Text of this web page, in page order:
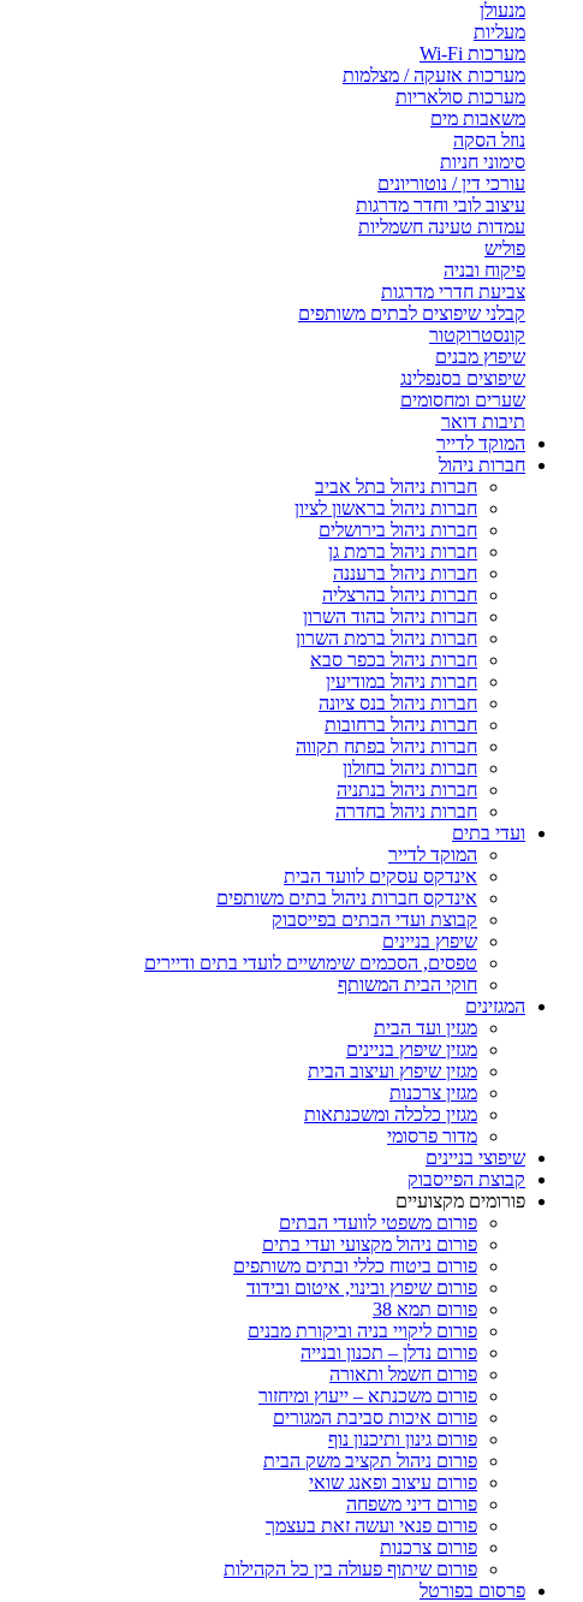
מנעולן
מעליות
מערכות Wi-Fi
מערכות אזעקה / מצלמות
מערכות סולאריות
משאבות מים
נוזל הסקה
סימוני חניות
עורכי דין / נוטוריונים
עיצוב לובי וחדר מדרגות
עמדות טעינה חשמליות
פוליש
פיקוח ובניה
צביעת חדרי מדרגות
קבלני שיפוצים לבתים משותפים
קונסטרוקטור
שיפוץ מבנים
שיפוצים בסנפלינג
שערים ומחסומים
תיבות דואר
המוקד לדייר
חברות ניהול
חברות ניהול בתל אביב
חברות ניהול בראשון לציון
חברות ניהול בירושלים
חברות ניהול ברמת גן
חברות ניהול ברעננה
חברות ניהול בהרצליה
חברות ניהול בהוד השרון
חברות ניהול ברמת השרון
חברות ניהול בכפר סבא
חברות ניהול במודיעין
חברות ניהול בנס ציונה
חברות ניהול ברחובות
חברות ניהול בפתח תקווה
חברות ניהול בחולון
חברות ניהול בנתניה
חברות ניהול בחדרה
ועדי בתים
המוקד לדייר
אינדקס עסקים לוועד הבית
אינדקס חברות ניהול בתים משותפים
קבוצת ועדי הבתים בפייסבוק
שיפוץ בניינים
טפסים, הסכמים שימושיים לועדי בתים ודיירים
חוקי הבית המשותף
המגזינים
מגזין ועד הבית
מגזין שיפוץ בניינים
מגזין שיפוץ ועיצוב הבית
מגזין צרכנות
מגזין כלכלה ומשכנתאות
מדור פרסומי
שיפוצי בניינים
קבוצת הפייסבוק
פורומים מקצועיים
פורום משפטי לוועדי הבתים
פורום ניהול מקצועי ועדי בתים
פורום ביטוח כללי ובתים משותפים
פורום שיפוץ ובינוי, איטום ובידוד
פורום תמא 38
פורום ליקויי בניה וביקורת מבנים
פורום נדלן – תכנון ובנייה
פורום חשמל ותאורה
פורום משכנתא – ייעוץ ומיחזור
פורום איכות סביבת המגורים
פורום גינון ותיכנון נוף
פורום ניהול תקציב משק הבית
פורום עיצוב ופאנג שואי
פורום דיני משפחה
פורום פנאי ועשה זאת בעצמך
פורום צרכנות
פורום שיתוף פעולה בין כל הקהילות
פרסום בפורטל